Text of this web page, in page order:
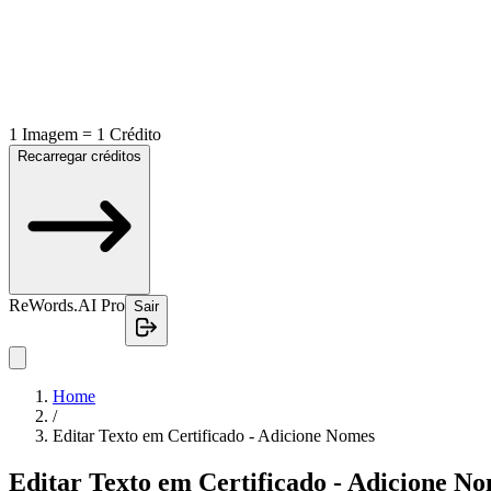
1 Imagem = 1 Crédito
Recarregar créditos
ReWords.AI Pro Sair
Home
/
Editar Texto em Certificado - Adicione Nomes
Editar Texto em Certificado - Adicione